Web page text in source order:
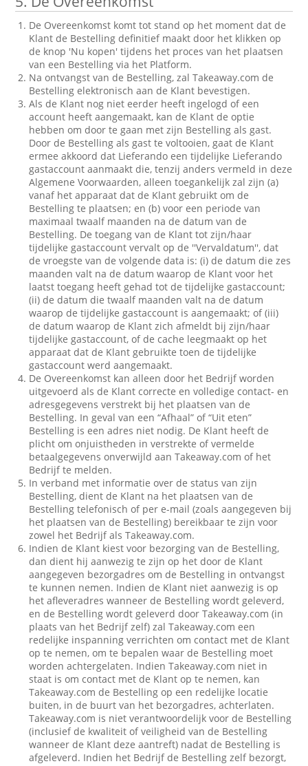
De Overeenkomst komt tot stand op het moment dat de
Klant de Bestelling definitief maakt door het klikken op
de knop 'Nu kopen' tijdens het proces van het plaatsen
van een Bestelling via het Platform.
Na ontvangst van de Bestelling, zal Takeaway.com de
Bestelling elektronisch aan de Klant bevestigen.
Als de Klant nog niet eerder heeft ingelogd of een
account heeft aangemaakt, kan de Klant de optie
hebben om door te gaan met zijn Bestelling als gast.
Door de Bestelling als gast te voltooien, gaat de Klant
ermee akkoord dat Lieferando een tijdelijke Lieferando
gastaccount aanmaakt die, tenzij anders vermeld in deze
Algemene Voorwaarden, alleen toegankelijk zal zijn (a)
vanaf het apparaat dat de Klant gebruikt om de
Bestelling te plaatsen; en (b) voor een periode van
maximaal twaalf maanden na de datum van de
Bestelling. De toegang van de Klant tot zijn/haar
tijdelijke gastaccount vervalt op de ''Vervaldatum'', dat
de vroegste van de volgende data is: (i) de datum die zes
maanden valt na de datum waarop de Klant voor het
laatst toegang heeft gehad tot de tijdelijke gastaccount;
(ii) de datum die twaalf maanden valt na de datum
waarop de tijdelijke gastaccount is aangemaakt; of (iii)
de datum waarop de Klant zich afmeldt bij zijn/haar
tijdelijke gastaccount, of de cache leegmaakt op het
apparaat dat de Klant gebruikte toen de tijdelijke
gastaccount werd aangemaakt.
De Overeenkomst kan alleen door het Bedrijf worden
uitgevoerd als de Klant correcte en volledige contact- en
adresgegevens verstrekt bij het plaatsen van de
Bestelling. In geval van een “Afhaal” of “Uit eten”
Bestelling is een adres niet nodig. De Klant heeft de
plicht om onjuistheden in verstrekte of vermelde
betaalgegevens onverwijld aan Takeaway.com of het
Bedrijf te melden.
In verband met informatie over de status van zijn
Bestelling, dient de Klant na het plaatsen van de
Bestelling telefonisch of per e-mail (zoals aangegeven bij
het plaatsen van de Bestelling) bereikbaar te zijn voor
zowel het Bedrijf als Takeaway.com.
Indien de Klant kiest voor bezorging van de Bestelling,
dan dient hij aanwezig te zijn op het door de Klant
aangegeven bezorgadres om de Bestelling in ontvangst
te kunnen nemen. Indien de Klant niet aanwezig is op
het afleveradres wanneer de Bestelling wordt geleverd,
en de Bestelling wordt geleverd door Takeaway.com (in
plaats van het Bedrijf zelf) zal Takeaway.com een
redelijke inspanning verrichten om contact met de Klant
op te nemen, om te bepalen waar de Bestelling moet
worden achtergelaten. Indien Takeaway.com niet in
staat is om contact met de Klant op te nemen, kan
Takeaway.com de Bestelling op een redelijke locatie
buiten, in de buurt van het bezorgadres, achterlaten.
Takeaway.com is niet verantwoordelijk voor de Bestelling
(inclusief de kwaliteit of veiligheid van de Bestelling
wanneer de Klant deze aantreft) nadat de Bestelling is
afgeleverd. Indien het Bedrijf de Bestelling zelf bezorgt,